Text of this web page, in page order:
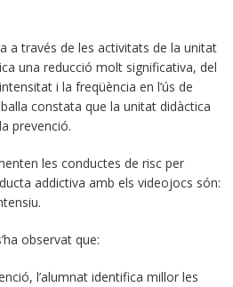
a través de les activitats de la unitat
una reducció molt significativa, del
i la freqüència en l’ús de
constata que la unitat didàctica
prevenció.
les conductes de risc per
addictiva amb els videojocs són:
observat que:
l’alumnat identifica millor les